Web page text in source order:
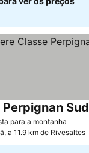
para a montanha
Sud
a 11.9 km de Rivesaltes